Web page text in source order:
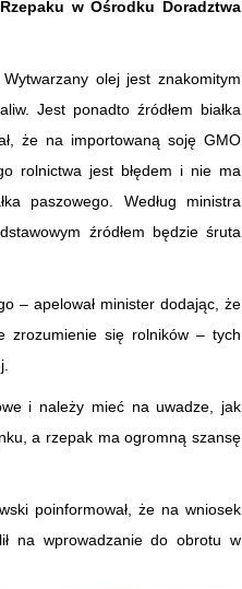
w Ośrodku Doradztwa
olej jest znakomitym
Jest ponadto źródłem białka
że na importowaną soję GMO
rolnictwa jest błędem i nie ma
paszowego. Według ministra
źródłem będzie śruta
– apelował minister dodając, że
zrozumienie się rolników – tych
i należy mieć na uwadze, jak
a rzepak ma ogromną szansę
poinformował, że na wniosek
na wprowadzanie do obrotu w